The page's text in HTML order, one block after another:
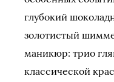
глубокий
золотистый
маникюр: трио
классической